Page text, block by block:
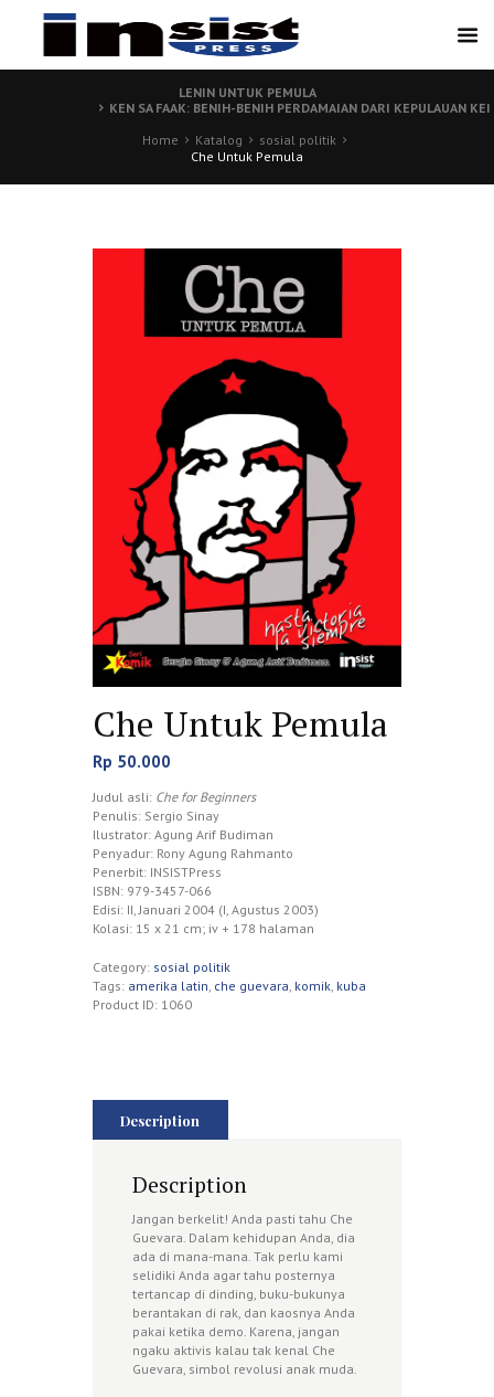
LENIN UNTUK PEMULA
KEN SA FAAK: BENIH-BENIH PERDAMAIAN DARI KEPULAUAN KEI
Home
Katalog
sosial politik
Che Untuk Pemula
Che Untuk Pemula
Rp 50.000
Judul asli: Che for Beginners
Penulis: Sergio Sinay
Ilustrator: Agung Arif Budiman
Penyadur: Rony Agung Rahmanto
Penerbit: INSISTPress
ISBN: 979-3457-066
Edisi: II, Januari 2004 (I, Agustus 2003)
Kolasi: 15 x 21 cm; iv + 178 halaman
Category: sosial politik
Tags: amerika latin, che guevara, komik, kuba
Product ID: 1060
Description
Description
Jangan berkelit! Anda pasti tahu Che
Guevara. Dalam kehidupan Anda, dia
ada di mana-mana. Tak perlu kami
selidiki Anda agar tahu posternya
tertancap di dinding, buku-bukunya
berantakan di rak, dan kaosnya Anda
pakai ketika demo. Karena, jangan
ngaku aktivis kalau tak kenal Che
Guevara, simbol revolusi anak muda.